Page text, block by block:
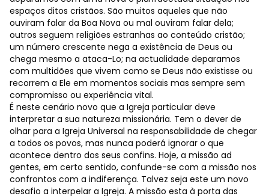
espaços ditos cristãos. São muitos aqueles que não
ouviram falar da Boa Nova ou mal ouviram falar dela;
outros seguem religiões estranhas ao conteúdo cristão;
um número crescente nega a existência de Deus ou
chega mesmo a ataca-Lo; na actualidade deparamos
com multidões que vivem como se Deus não existisse ou
recorrem a Ele em momentos sociais mas sempre sem
compromisso ou experiência vital.
É neste cenário novo que a Igreja particular deve
interpretar a sua natureza missionária. Tem o dever de
olhar para a Igreja Universal na responsabilidade de chegar
a todos os povos, mas nunca poderá ignorar o que
acontece dentro dos seus confins. Hoje, a missão ad
gentes, em certo sentido, confunde-se com a missão nos
confrontos com a indiferença. Talvez seja este um novo
desafio a interpelar a Igreja. A missão esta à porta das